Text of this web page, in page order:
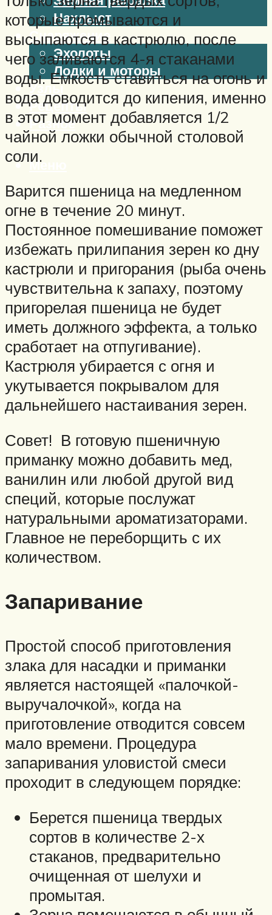
Нахлыст
Снаряжение
Эхолоты
Лодки и моторы
Узлы
Рецепты
Разное
Меню
которые промываются и
высыпаются в кастрюлю, после
чего заливаются 4-я стаканами
воды. Емкость ставиться на огонь и
вода доводится до кипения, именно
в этот момент добавляется 1/2
чайной ложки обычной столовой
соли.
Варится пшеница на медленном
огне в течение 20 минут.
Постоянное помешивание поможет
избежать прилипания зерен ко дну
кастрюли и пригорания (рыба очень
чувствительна к запаху, поэтому
пригорелая пшеница не будет
иметь должного эффекта, а только
сработает на отпугивание).
Кастрюля убирается с огня и
укутывается покрывалом для
дальнейшего настаивания зерен.
Совет! В готовую пшеничную
приманку можно добавить мед,
ванилин или любой другой вид
специй, которые послужат
натуральными ароматизаторами.
Главное не переборщить с их
количеством.
Запаривание
Простой способ приготовления
злака для насадки и приманки
является настоящей «палочкой-
выручалочкой», когда на
приготовление отводится совсем
мало времени. Процедура
запаривания уловистой смеси
проходит в следующем порядке:
Берется пшеница твердых
сортов в количестве 2-х
стаканов, предварительно
очищенная от шелухи и
промытая.